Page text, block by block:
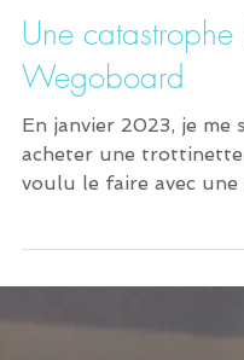
Une catastrophe
Wegoboard
En janvier 2023, je me
acheter une trottinette
"française" et j'ai